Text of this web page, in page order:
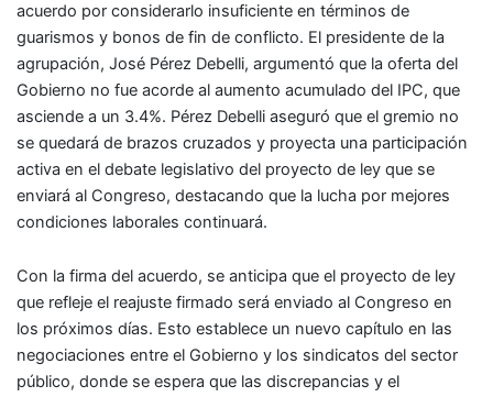
acuerdo por considerarlo insuficiente en términos de
guarismos y bonos de fin de conflicto. El presidente de la
agrupación, José Pérez Debelli, argumentó que la oferta del
Gobierno no fue acorde al aumento acumulado del IPC, que
asciende a un 3.4%. Pérez Debelli aseguró que el gremio no
se quedará de brazos cruzados y proyecta una participación
activa en el debate legislativo del proyecto de ley que se
enviará al Congreso, destacando que la lucha por mejores
condiciones laborales continuará.
Con la firma del acuerdo, se anticipa que el proyecto de ley
que refleje el reajuste firmado será enviado al Congreso en
los próximos días. Esto establece un nuevo capítulo en las
negociaciones entre el Gobierno y los sindicatos del sector
público, donde se espera que las discrepancias y el